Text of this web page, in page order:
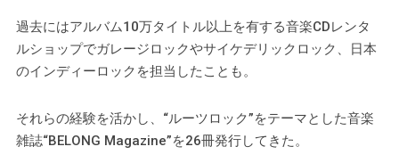
過去にはアルバム10万タイトル以上を有する音楽CDレンタ
ルショップでガレージロックやサイケデリックロック、日本
のインディーロックを担当したことも。
それらの経験を活かし、“ルーツロック”をテーマとした音楽
雑誌“BELONG Magazine”を26冊発行してきた。